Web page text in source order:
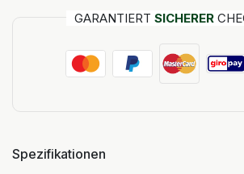
GARANTIERT SICHERER
Spezifikationen